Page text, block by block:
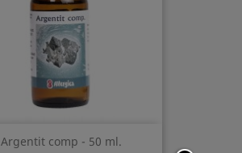
Argentit comp - 50 ml.